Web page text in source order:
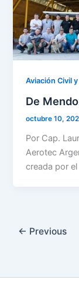
Aviación Civil
De
octubre 10,
Por Cap.
Aerotec
creada por
← Previous